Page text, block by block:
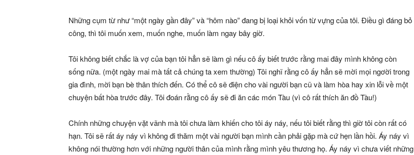
Những cụm từ như “một ngày gần đây” và “hôm nào” đang bị loại khỏi vốn từ vựng của tôi. Điều gì đáng bỏ
công, thì tôi muốn xem, muốn nghe, muốn làm ngay bây giờ.
Tôi không biết chắc là vợ của bạn tôi hẳn sẽ làm gì nếu cô ấy biết trước rằng mai đây mình không còn
sống nữa. (một ngày mai mà tất cả chúng ta xem thường) Tôi nghĩ rằng cô ấy hẳn sẽ mời mọi ngơời trong
gia đình, mời bạn bè thân thích đến. Có thể cô sẽ điện cho vài người bạn cũ và làm hòa hay xin lỗi về một
chuyện bất hòa trước đây. Tôi đoán rằng cô ấy sẽ đi ăn các món Tàu (vì cô rất thích ăn đồ Tàu!)
Chính những chuyện vặt vãnh mà tôi chưa làm khiến cho tôi áy náy, nếu tôi biết rằng thì giờ tôi còn rất có
hạn. Tôi sẽ rất áy náy vì không đi thăm một vài người bạn mình cần phải gặp mà cứ hẹn lần hồi. Áy náy vì
không nói thường hơn với những người thân của mình rằng mình yêu thương họ. Áy náy vì chưa viết những